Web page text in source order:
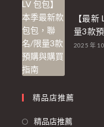
【最
量3款
2025 年
精品店推薦
精品店推薦